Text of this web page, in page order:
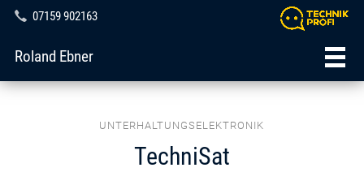
07159 902163
Roland Ebner
UNTERHALTUNGSELEKTRONIK
TechniSat